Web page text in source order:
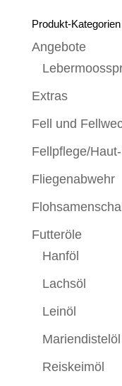
Produkt-Kategorien
Angebote
Extras
Fell und
Fellpflege/
Fliegenabwehr
Futteröle
Hanföl
Lachsöl
Leinöl
Mariendistelöl
Reiskeimöl